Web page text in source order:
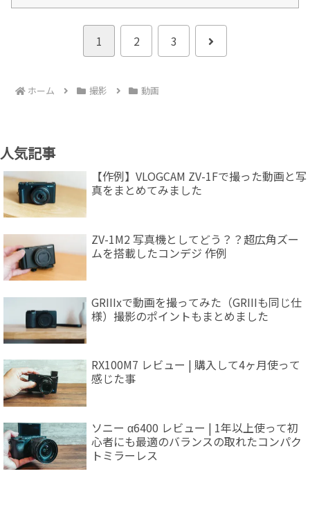
1 2 3
次
ホーム 撮影 動画
人気記事
【作例】VLOGCAM ZV-1Fで撮った動画と写
真をまとめてみました
ZV-1M2 写真機としてどう？？超広角ズー
ムを搭載したコンデジ 作例
GRIIIxで動画を撮ってみた（GRIIIも同じ仕
様）撮影のポイントもまとめました
RX100M7 レビュー | 購入して4ヶ月使って
感じた事
ソニー α6400 レビュー | 1年以上使って初
心者にも最適のバランスの取れたコンパク
トミラーレス